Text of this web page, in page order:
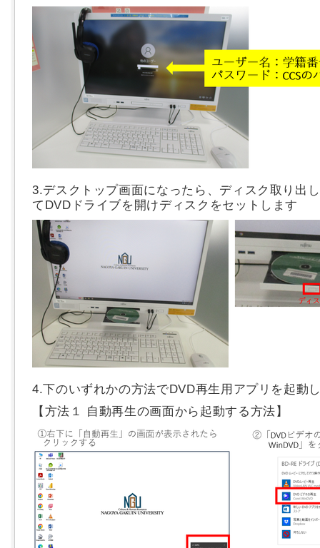
3.デスクトップ画面になったら、ディスク取り出
てDVDドライブを開けディスクをセットします
4.下のいずれかの方法でDVD再生用アプリを起動
【方法１ 自動再生の画面から起動する方法】